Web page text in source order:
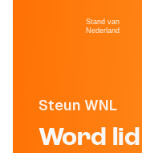
Steun WNL
Word
Stand van
Nederland